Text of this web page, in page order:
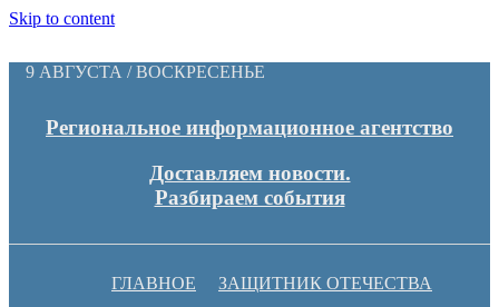
Skip to content
9 АВГУСТА / ВОСКРЕСЕНЬЕ
Региональное информационное агентство
Доставляем новости.
Разбираем события
ГЛАВНОЕ ЗАЩИТНИК ОТЕЧЕСТВА